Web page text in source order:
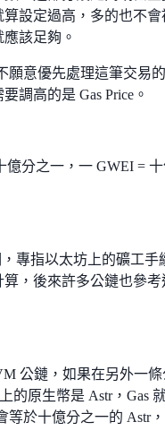
設定過高，多的也不會
該足夠。
願意優先處理這筆交易
調高的是 Gas Price。
億分之一，一 GWEI =
專指以太坊上的礦工手
，後來許多公鏈也參考
公鏈，如果在另外一
的原生幣是 Astr，Gas
等於十億分之一的 Astr